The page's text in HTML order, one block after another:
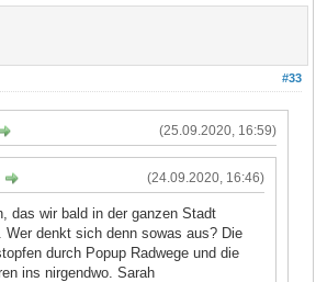
#33
(25.09.2020, 16:59)
(24.09.2020, 16:46)
das wir bald in der ganzen Stadt
Wer denkt sich denn sowas aus? Die
durch Popup Radwege und die
ins nirgendwo. Sarah